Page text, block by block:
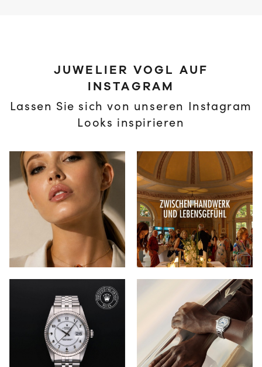
JUWELIER VOGL AUF
INSTAGRAM
Lassen Sie sich von unseren Instagram
Looks inspirieren